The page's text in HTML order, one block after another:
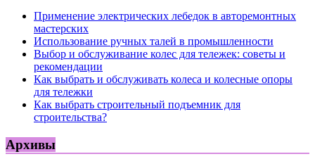
Применение электрических лебедок в авторемонтных
мастерских
Использование ручных талей в промышленности
Выбор и обслуживание колес для тележек: советы и
рекомендации
Как выбрать и обслуживать колеса и колесные опоры
для тележки
Как выбрать строительный подъемник для
строительства?
Архивы